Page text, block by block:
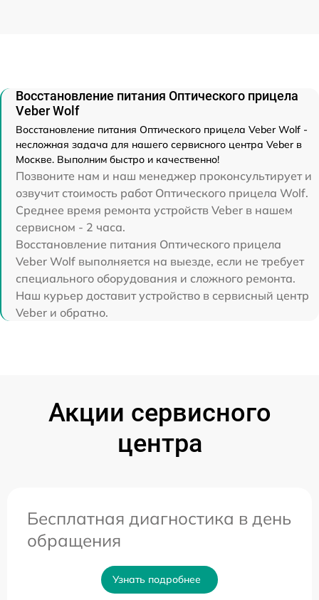
Восстановление питания Оптического прицела
Veber Wolf
Восстановление питания Оптического прицела Veber Wolf -
несложная задача для нашего сервисного центра Veber в
Москве. Выполним быстро и качественно!
Позвоните нам и наш менеджер проконсультирует и
озвучит стоимость работ Оптического прицела Wolf.
Среднее время ремонта устройств Veber в нашем
сервисном - 2 часа.
Восстановление питания Оптического прицела
Veber Wolf выполняется на выезде, если не требует
специального оборудования и сложного ремонта.
Наш курьер доставит устройство в сервисный центр
Veber и обратно.
Акции сервисного
центра
Бесплатная диагностика в день
обращения
Узнать подробнее